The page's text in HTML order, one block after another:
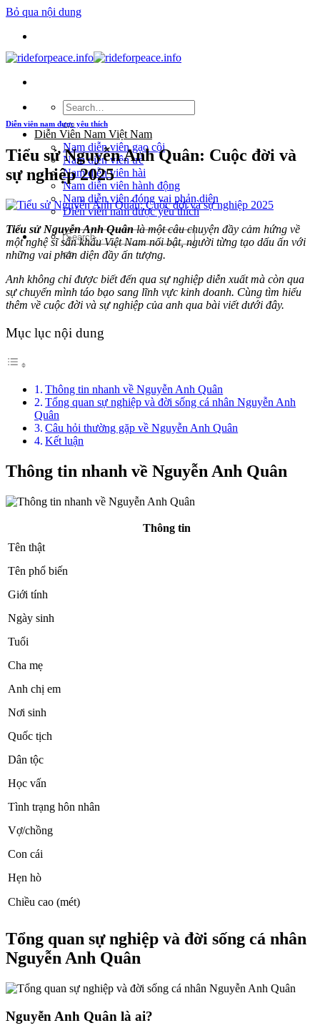
Bỏ qua nội dung
Diễn Viên Nam Việt Nam
Nam diễn viên gạo cội
Nam diễn viên trẻ
Nam diễn viên hài
Nam diễn viên hành động
Nam diễn viên đóng vai phản diện
Diễn viên nam được yêu thích
Diễn viên nam được yêu thích
Tiểu sử Nguyễn Anh Quân: Cuộc đời và
sự nghiệp 2025
Tiểu sử Nguyễn Anh Quânlà một câu chuyện đầy cảm hứng về
một nghệ sĩ sân khấu Việt Nam nổi bật, người từng tạo dấu ấn với
những vai phản diện đầy ấn tượng.
Anh không chỉ được biết đến qua sự nghiệp diễn xuất mà còn qua
sự chuyển mình táo bạo sang lĩnh vực kinh doanh. Cùng tìm hiểu
thêm về cuộc đời và sự nghiệp của anh qua bài viết dưới đây.
Mục lục nội dung
Thông tin nhanh về Nguyễn Anh Quân
Tổng quan sự nghiệp và đời sống cá nhân Nguyễn Anh
Quân
Câu hỏi thường gặp về Nguyễn Anh Quân
Kết luận
Thông tin nhanh về Nguyễn Anh Quân
Thông tin
Tên thật
Tên phổ biến
Giới tính
Ngày sinh
Tuổi
Cha mẹ
Anh chị em
Nơi sinh
Quốc tịch
Dân tộc
Học vấn
Tình trạng hôn nhân
Vợ/chồng
Con cái
Hẹn hò
Chiều cao (mét)
Tổng quan sự nghiệp và đời sống cá nhân
Nguyễn Anh Quân
Nguyễn Anh Quân là ai?